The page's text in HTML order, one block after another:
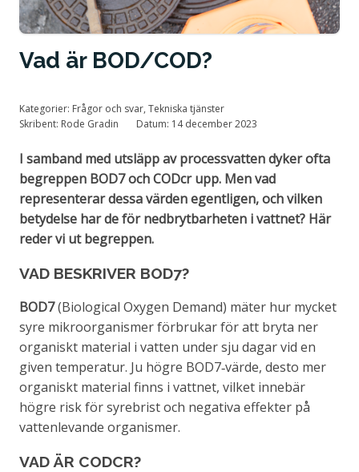
Vad är BOD/COD?
Kategorier: Frågor och svar, Tekniska tjänster
Skribent: Rode Gradin Datum: 14 december 2023
I samband med utsläpp av processvatten dyker ofta
begreppen BOD7 och CODcr upp. Men vad
representerar dessa värden egentligen, och vilken
betydelse har de för nedbrytbarheten i vattnet? Här
reder vi ut begreppen.
VAD BESKRIVER BOD7?
BOD7(Biological Oxygen Demand) mäter hur mycket
syre mikroorganismer förbrukar för att bryta ner
organiskt material i vatten under sju dagar vid en
given temperatur. Ju högre BOD7‑värde, desto mer
organiskt material finns i vattnet, vilket innebär
högre risk för syrebrist och negativa effekter på
vattenlevande organismer.
VAD ÄR CODCR?
Tillstånd och certifiering